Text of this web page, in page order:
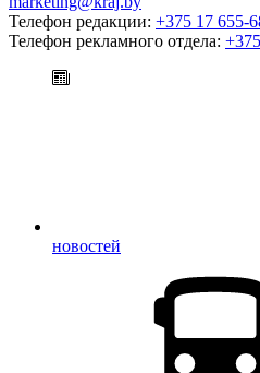
Телефон редакции: +375 17 655-
Телефон рекламного отдела:
новостей